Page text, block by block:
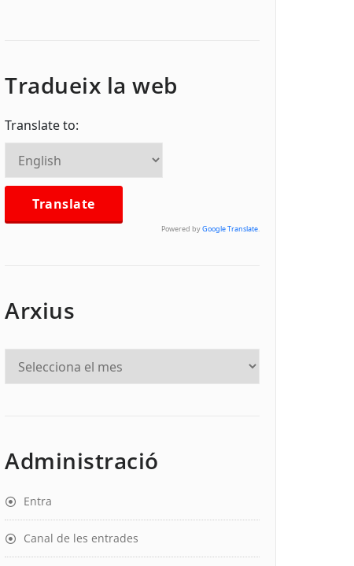
Tradueix la web
Translate to:
Powered byGoogle Translate.
Arxius
Administració
Entra
Canal de les entrades